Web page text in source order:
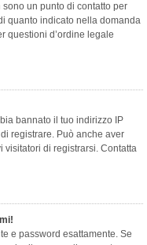
un punto di contatto per
quanto indicato nella domanda
questioni d’ordine legale
bannato il tuo indirizzo IP
registrare. Può anche aver
di registrarsi. Contatta
e password esattamente. Se